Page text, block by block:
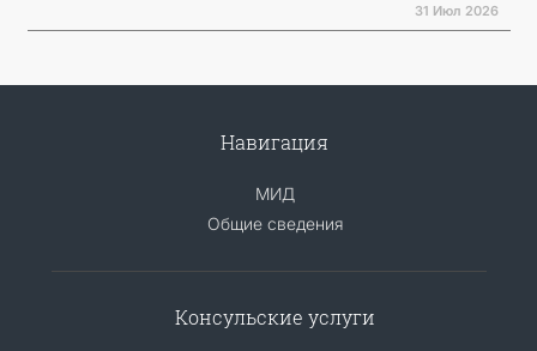
31 Июл 2026
Навигация
МИД
Общие сведения
Консульские услуги